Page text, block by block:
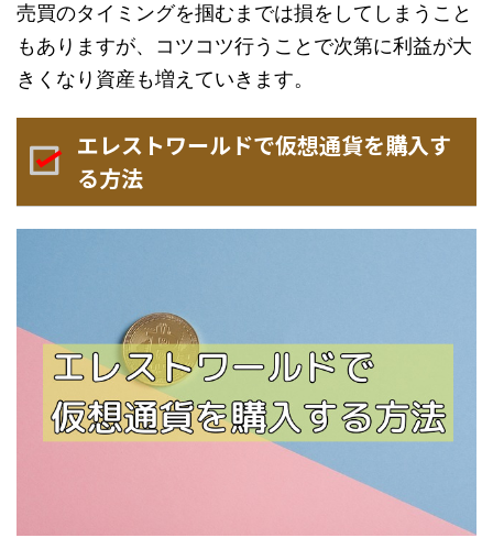
売買のタイミングを掴むまでは損をしてしまうこと
もありますが、コツコツ行うことで次第に利益が大
きくなり資産も増えていきます。
エレストワールドで仮想通貨を購入す
る方法